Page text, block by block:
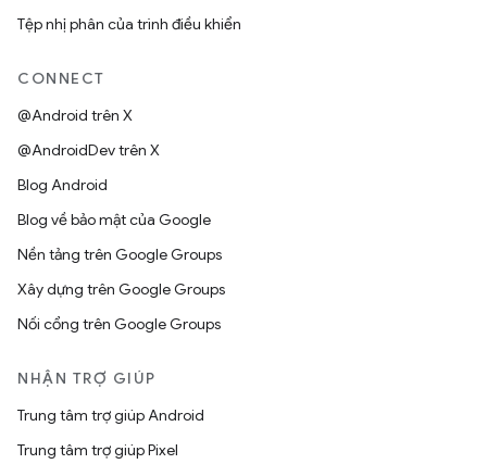
Tệp nhị phân của trình điều khiển
CONNECT
@Android trên X
@AndroidDev trên X
Blog Android
Blog về bảo mật của Google
Nền tảng trên Google Groups
Xây dựng trên Google Groups
Nối cổng trên Google Groups
NHẬN TRỢ GIÚP
Trung tâm trợ giúp Android
Trung tâm trợ giúp Pixel